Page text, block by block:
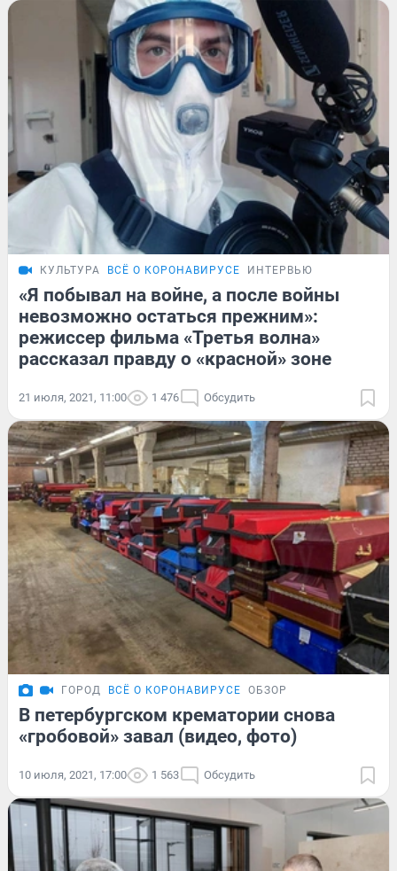
КУЛЬТУРА ВСЁ О КОРОНАВИРУСЕ ИНТЕРВЬЮ
«Я побывал на войне, а после войны
невозможно остаться прежним»:
режиссер фильма «Третья волна»
рассказал правду о «красной» зоне
21 июля, 2021, 11:00 1 476 Обсудить
ГОРОД ВСЁ О КОРОНАВИРУСЕ ОБЗОР
В петербургском крематории снова
«гробовой» завал (видео, фото)
10 июля, 2021, 17:00 1 563 Обсудить